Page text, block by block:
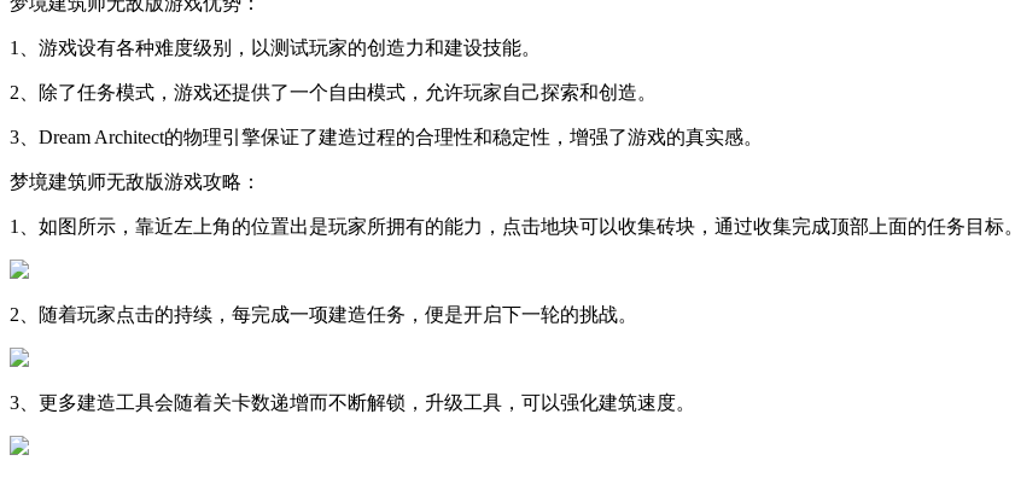
1、游戏设有各种难度级别，以测试玩家的创造力和建设技能。
2、除了任务模式，游戏还提供了一个自由模式，允许玩家自己探索和创造。
3、Dream Architect的物理引擎保证了建造过程的合理性和稳定性，增强了游戏的真实感。
梦境建筑师无敌版游戏攻略：
1、如图所示，靠近左上角的位置出是玩家所拥有的能力，点击地块可以收集砖块，通过收集完成顶部上面的任务目标。
2、随着玩家点击的持续，每完成一项建造任务，便是开启下一轮的挑战。
3、更多建造工具会随着关卡数递增而不断解锁，升级工具，可以强化建筑速度。